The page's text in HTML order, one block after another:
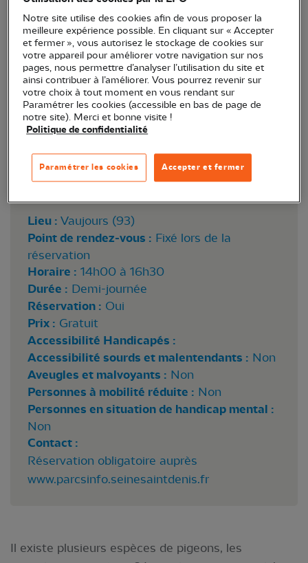
Lieu : Vaujours (93)
Point de rendez-vous : Fixé lors de la
réservation
Horaire : 14h00 à 16h30
Durée : Demi-journée
Réservation : Oui
Prix : Gratuit
Accessibilité Handicapés :
Accessibilité sourds et malentendants : Non
Aveugles et malvoyants : Non
Personnes à mobilité réduite : Non
Personnes en situation de handicap mental :
Non
Contact :
Réservation obligatoire auprès
www.parcsinfo.seinesaintdenis.fr
Il existe plusieurs espèces de pigeons, les
Notre site utilise des cookies afin de vous proposer la
meilleure expérience possible. En cliquant sur « Accepter
et fermer », vous autorisez le stockage de cookies sur
votre appareil pour améliorer votre navigation sur nos
pages, nous permettre d’analyser l’utilisation du site et
ainsi contribuer à l’améliorer. Vous pourrez revenir sur
votre choix à tout moment en vous rendant sur
Paramétrer les cookies (accessible en bas de page de
notre site). Merci et bonne visite !
Politique de confidentialité
Accepter et fermer
Paramétrer les cookies